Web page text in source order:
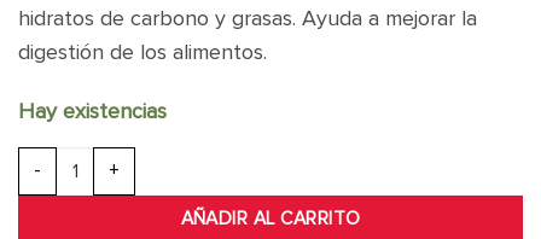
hidratos de carbono y grasas. Ayuda a mejorar la
digestión de los alimentos.
Hay existencias
SUPER DIGESTIVE ENZYMES cantidad
AÑADIR AL CARRITO